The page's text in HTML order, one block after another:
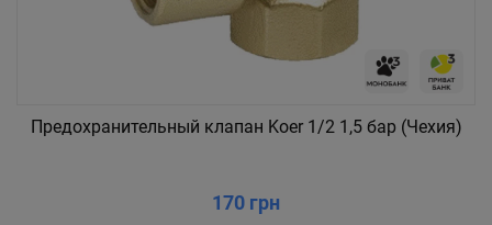
Предохранительный клапан Koer 1/2 1,5 бар (Чехия)
170 грн